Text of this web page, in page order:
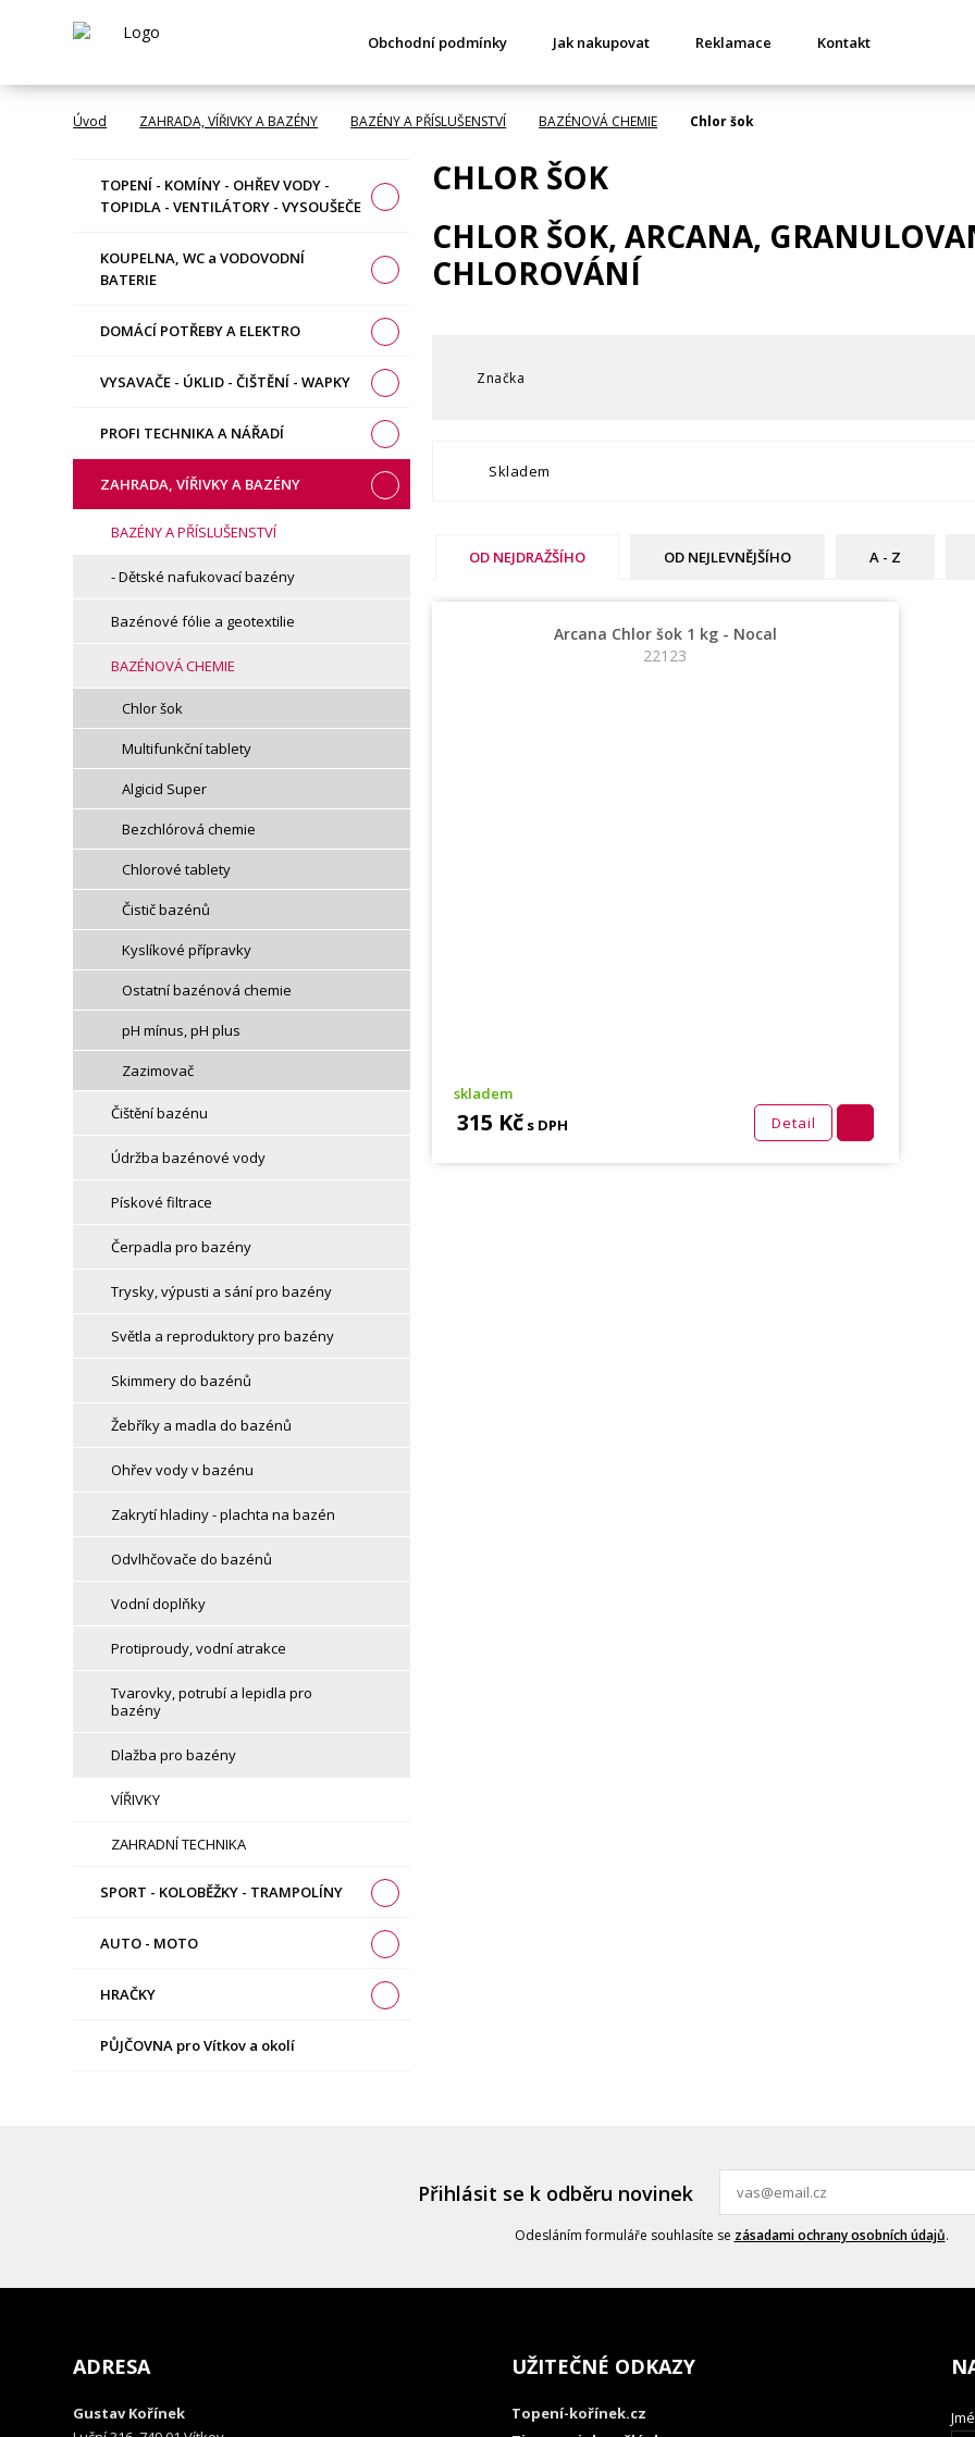
Obchodní podmínky Jak nakupovat Reklamace Kontakt
Úvod ZAHRADA, VÍŘIVKY A BAZÉNY BAZÉNY A PŘÍSLUŠENSTVÍ BAZÉNOVÁ CHEMIE Chlor šok
TOPENÍ - KOMÍNY - OHŘEV VODY -
TOPIDLA - VENTILÁTORY - VYSOUŠEČE
KOUPELNA, WC a VODOVODNÍ
BATERIE
DOMÁCÍ POTŘEBY A ELEKTRO
VYSAVAČE - ÚKLID - ČIŠTĚNÍ - WAPKY
PROFI TECHNIKA A NÁŘADÍ
ZAHRADA, VÍŘIVKY A BAZÉNY
BAZÉNY A PŘÍSLUŠENSTVÍ
- Dětské nafukovací bazény
Bazénové fólie a geotextilie
BAZÉNOVÁ CHEMIE
Chlor šok
Multifunkční tablety
Algicid Super
Bezchlórová chemie
Chlorové tablety
Čistič bazénů
Kyslíkové přípravky
Ostatní bazénová chemie
pH mínus, pH plus
Zazimovač
Čištění bazénu
Údržba bazénové vody
Pískové filtrace
Čerpadla pro bazény
Trysky, výpusti a sání pro bazény
Světla a reproduktory pro bazény
Skimmery do bazénů
Žebříky a madla do bazénů
Ohřev vody v bazénu
Zakrytí hladiny - plachta na bazén
Odvlhčovače do bazénů
Vodní doplňky
Protiproudy, vodní atrakce
Tvarovky, potrubí a lepidla pro
bazény
Dlažba pro bazény
VÍŘIVKY
ZAHRADNÍ TECHNIKA
SPORT - KOLOBĚŽKY - TRAMPOLÍNY
AUTO - MOTO
HRAČKY
PŮJČOVNA pro Vítkov a okolí
CHLOR ŠOK
CHLOR ŠOK, ARCANA,
CHLOROVÁNÍ
Značka
Skladem
OD NEJDRAŽŠÍHO OD NEJLEVNĚJŠÍHO A - Z
Arcana Chlor šok 1 kg - Nocal
22123
skladem
315 Kčs DPH Detail
Přihlásit se k odběru novinek
Odesláním formuláře souhlasíte se zásadami ochrany osobních údajů.
ADRESA
Gustav Kořínek
UŽITEČNÉ ODKAZY
Topení-kořínek.cz